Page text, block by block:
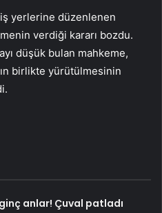
yerlerine düzenlenen
verdiği kararı bozdu.
düşük bulan mahkeme,
birlikte yürütülmesinin
anlar! Çuval patladı